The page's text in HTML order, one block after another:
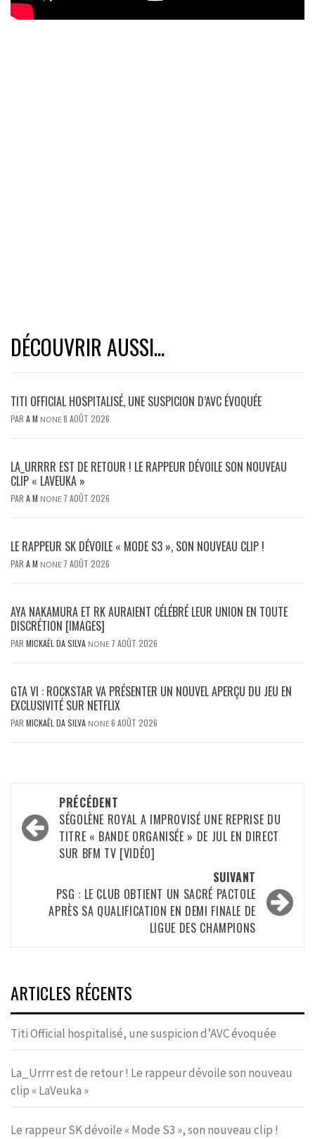
DÉCOUVRIR AUSSI...
TITI OFFICIAL HOSPITALISÉ, UNE SUSPICION D’AVC ÉVOQUÉE
PAR A M NONE8 AOÛT 2026
LA_URRRR EST DE RETOUR ! LE RAPPEUR DÉVOILE SON NOUVEAU
CLIP « LAVEUKA »
PAR A M NONE 7 AOÛT 2026
LE RAPPEUR SK DÉVOILE « MODE S3 », SON NOUVEAU CLIP !
PAR A M NONE 7 AOÛT 2026
AYA NAKAMURA ET RK AURAIENT CÉLÉBRÉ LEUR UNION EN TOUTE
DISCRÉTION [IMAGES]
PAR MICKAËL DA SILVA NONE 7 AOÛT 2026
GTA VI : ROCKSTAR VA PRÉSENTER UN NOUVEL APERÇU DU JEU EN
EXCLUSIVITÉ SUR NETFLIX
PAR MICKAËL DA SILVA NONE6 AOÛT 2026
Navigation
d’article
PRÉCÉDENT
SÉGOLÈNE ROYAL A IMPROVISÉ UNE REPRISE DU
TITRE « BANDE ORGANISÉE » DE JUL EN DIRECT
SUR BFM TV [VIDÉO]
SUIVANT
PSG : LE CLUB OBTIENT UN SACRÉ PACTOLE
APRÈS SA QUALIFICATION EN DEMI FINALE DE
LIGUE DES CHAMPIONS
ARTICLES RÉCENTS
Titi Official hospitalisé, une suspicion d’AVC évoquée
La_Urrrr est de retour ! Le rappeur dévoile son nouveau
clip « LaVeuka »
Le rappeur SK dévoile « Mode S3 », son nouveau clip !